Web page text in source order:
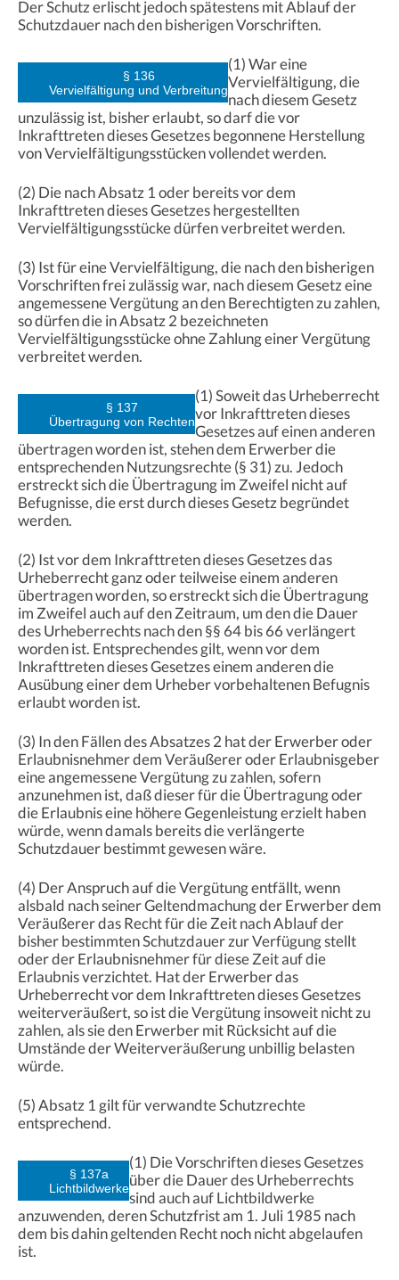
Der Schutz erlischt jedoch spätestens mit Ablauf der
Schutzdauer nach den bisherigen Vorschriften.
§ 136
Vervielfältigung und Verbreitung
(1) War eine
Vervielfältigung, die
nach diesem Gesetz
unzulässig ist, bisher erlaubt, so darf die vor
Inkrafttreten dieses Gesetzes begonnene Herstellung
von Vervielfältigungsstücken vollendet werden.
(2) Die nach Absatz 1 oder bereits vor dem
Inkrafttreten dieses Gesetzes hergestellten
Vervielfältigungsstücke dürfen verbreitet werden.
(3) Ist für eine Vervielfältigung, die nach den bisherigen
Vorschriften frei zulässig war, nach diesem Gesetz eine
angemessene Vergütung an den Berechtigten zu zahlen,
so dürfen die in Absatz 2 bezeichneten
Vervielfältigungsstücke ohne Zahlung einer Vergütung
verbreitet werden.
§ 137
Übertragung von Rechten
(1) Soweit das Urheberrecht
vor Inkrafttreten dieses
Gesetzes auf einen anderen
übertragen worden ist, stehen dem Erwerber die
entsprechenden Nutzungsrechte (§ 31) zu. Jedoch
erstreckt sich die Übertragung im Zweifel nicht auf
Befugnisse, die erst durch dieses Gesetz begründet
werden.
(2) Ist vor dem Inkrafttreten dieses Gesetzes das
Urheberrecht ganz oder teilweise einem anderen
übertragen worden, so erstreckt sich die Übertragung
im Zweifel auch auf den Zeitraum, um den die Dauer
des Urheberrechts nach den §§ 64 bis 66 verlängert
worden ist. Entsprechendes gilt, wenn vor dem
Inkrafttreten dieses Gesetzes einem anderen die
Ausübung einer dem Urheber vorbehaltenen Befugnis
erlaubt worden ist.
(3) In den Fällen des Absatzes 2 hat der Erwerber oder
Erlaubnisnehmer dem Veräußerer oder Erlaubnisgeber
eine angemessene Vergütung zu zahlen, sofern
anzunehmen ist, daß dieser für die Übertragung oder
die Erlaubnis eine höhere Gegenleistung erzielt haben
würde, wenn damals bereits die verlängerte
Schutzdauer bestimmt gewesen wäre.
(4) Der Anspruch auf die Vergütung entfällt, wenn
alsbald nach seiner Geltendmachung der Erwerber dem
Veräußerer das Recht für die Zeit nach Ablauf der
bisher bestimmten Schutzdauer zur Verfügung stellt
oder der Erlaubnisnehmer für diese Zeit auf die
Erlaubnis verzichtet. Hat der Erwerber das
Urheberrecht vor dem Inkrafttreten dieses Gesetzes
weiterveräußert, so ist die Vergütung insoweit nicht zu
zahlen, als sie den Erwerber mit Rücksicht auf die
Umstände der Weiterveräußerung unbillig belasten
würde.
(5) Absatz 1 gilt für verwandte Schutzrechte
entsprechend.
§ 137a
Lichtbildwerke
(1) Die Vorschriften dieses Gesetzes
über die Dauer des Urheberrechts
sind auch auf Lichtbildwerke
anzuwenden, deren Schutzfrist am 1. Juli 1985 nach
dem bis dahin geltenden Recht noch nicht abgelaufen
ist.